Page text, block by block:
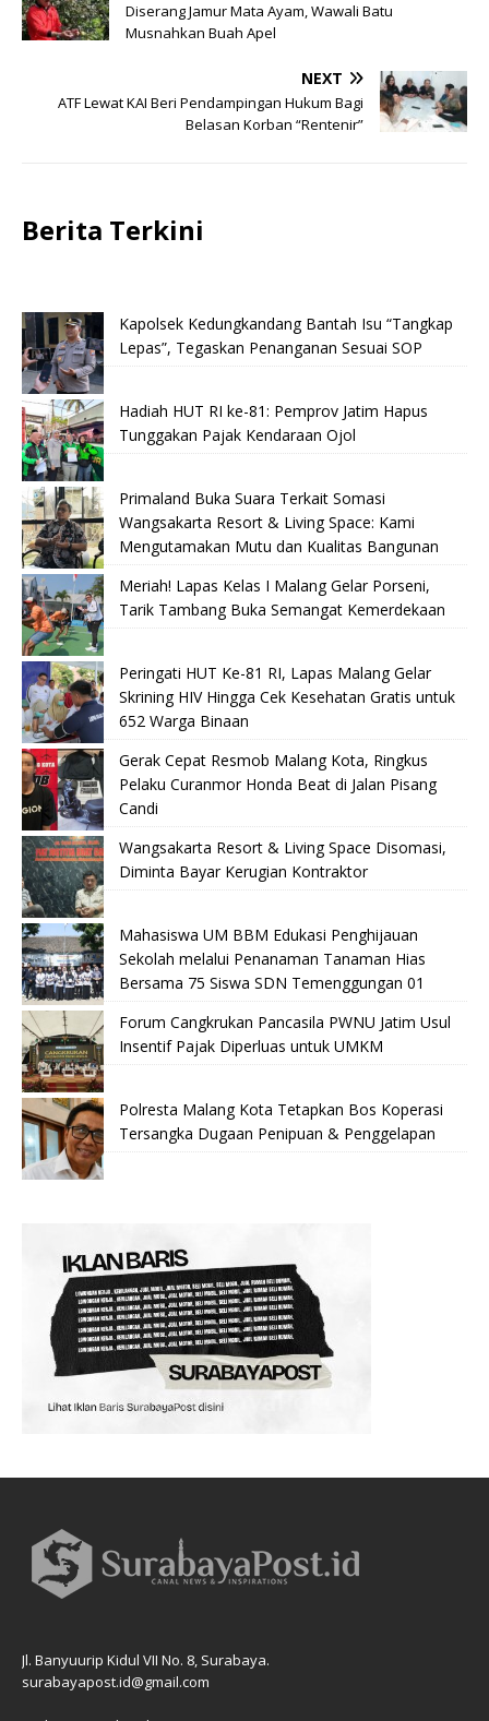
Diserang Jamur Mata Ayam, Wawali Batu
Musnahkan Buah Apel
NEXT
ATF Lewat KAI Beri Pendampingan Hukum Bagi
Belasan Korban “Rentenir”
Berita Terkini
Kapolsek Kedungkandang Bantah Isu “Tangkap
Lepas”, Tegaskan Penanganan Sesuai SOP
Hadiah HUT RI ke-81: Pemprov Jatim Hapus
Tunggakan Pajak Kendaraan Ojol
Primaland Buka Suara Terkait Somasi
Wangsakarta Resort & Living Space: Kami
Mengutamakan Mutu dan Kualitas Bangunan
Meriah! Lapas Kelas I Malang Gelar Porseni,
Tarik Tambang Buka Semangat Kemerdekaan
Peringati HUT Ke-81 RI, Lapas Malang Gelar
Skrining HIV Hingga Cek Kesehatan Gratis untuk
652 Warga Binaan
Gerak Cepat Resmob Malang Kota, Ringkus
Pelaku Curanmor Honda Beat di Jalan Pisang
Candi
Wangsakarta Resort & Living Space Disomasi,
Diminta Bayar Kerugian Kontraktor
Mahasiswa UM BBM Edukasi Penghijauan
Sekolah melalui Penanaman Tanaman Hias
Bersama 75 Siswa SDN Temenggungan 01
Forum Cangkrukan Pancasila PWNU Jatim Usul
Insentif Pajak Diperluas untuk UMKM
Polresta Malang Kota Tetapkan Bos Koperasi
Tersangka Dugaan Penipuan & Penggelapan
Jl. Banyuurip Kidul VII No. 8, Surabaya.
surabayapost.id@gmail.com